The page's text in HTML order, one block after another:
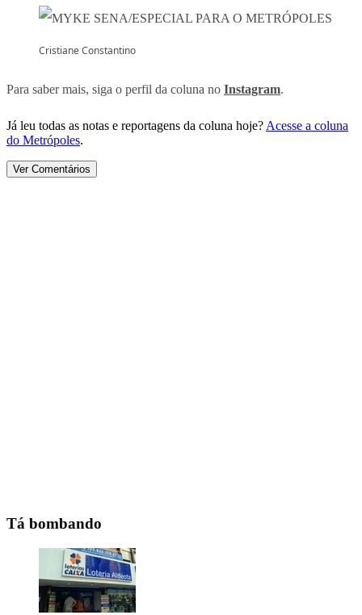
Cristiane Constantino
Para saber mais, siga o perfil da coluna no Instagram.
Já leu todas as notas e reportagens da coluna hoje? Acesse a coluna
do Metrópoles.
Ver Comentários
Tá bombando